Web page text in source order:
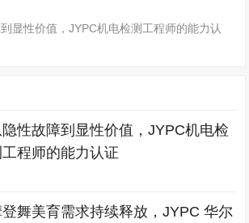
显性价值，JYPC机电检测工程师的能力认
隐性故障到显性价值，JYPC机电检
程师的能力认证
登舞美育需求持续释放，JYPC 华尔